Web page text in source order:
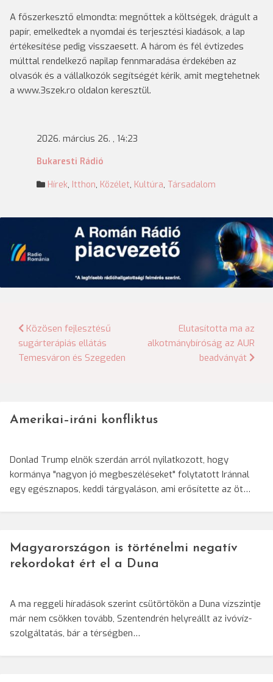
A főszerkesztő elmondta: megnőttek a költségek, drágult a
papír, emelkedtek a nyomdai és terjesztési kiadások, a lap
értékesítése pedig visszaesett. A három és fél évtizedes
múlttal rendelkező napilap fennmaradása érdekében az
olvasók és a vállalkozók segítségét kérik, amit megtehetnek
a www.3szek.ro oldalon keresztül.
2026. március 26. , 14:23
Bukaresti Rádió
Hírek, Itthon, Közélet, Kultúra, Társadalom
Bejegyzés
navigáció
Közösen fejlesztésű
sugárterápiás ellátás
Temesváron és Szegeden
Elutasította ma az
alkotmánybíróság az AUR
beadványát
Amerikai–iráni konfliktus
Donlad Trump elnök szerdán arról nyilatkozott, hogy
kormánya "nagyon jó megbeszéléseket" folytatott Iránnal
egy egésznapos, keddi tárgyaláson, ami erősítette az öt…
Magyarországon is történelmi negatív
rekordokat ért el a Duna
A ma reggeli híradások szerint csütörtökön a Duna vízszintje
már nem csökken tovább, Szentendrén helyreállt az ivóvíz-
szolgáltatás, bár a térségben…